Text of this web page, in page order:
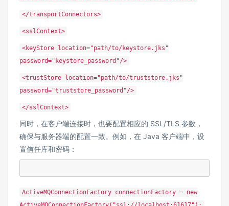
</transportConnectors>
<sslContext>
<keyStore location="path/to/keystore.jks"
password="keystore_password"/>
<trustStore location="path/to/truststore.jks"
password="truststore_password"/>
</sslContext>
同时，在客户端连接时，也要配置相应的 SSL/TLS 参数，
确保与服务器端的配置一致。例如，在 Java 客户端中，设
置信任库和密码：
ActiveMQConnectionFactory connectionFactory = new